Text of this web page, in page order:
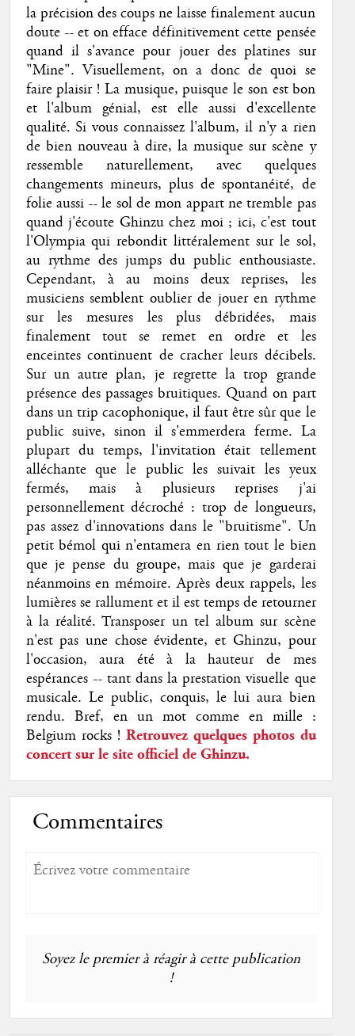
la précision des coups ne laisse finalement aucun
doute -- et on efface définitivement cette pensée
quand il s'avance pour jouer des platines sur
"Mine". Visuellement, on a donc de quoi se
faire plaisir ! La musique, puisque le son est bon
et l'album génial, est elle aussi d'excellente
qualité. Si vous connaissez l'album, il n'y a rien
de bien nouveau à dire, la musique sur scène y
ressemble naturellement, avec quelques
changements mineurs, plus de spontanéité, de
folie aussi -- le sol de mon appart ne tremble pas
quand j'écoute Ghinzu chez moi ; ici, c'est tout
l'Olympia qui rebondit littéralement sur le sol,
au rythme des jumps du public enthousiaste.
Cependant, à au moins deux reprises, les
musiciens semblent oublier de jouer en rythme
sur les mesures les plus débridées, mais
finalement tout se remet en ordre et les
enceintes continuent de cracher leurs décibels.
Sur un autre plan, je regrette la trop grande
présence des passages bruitiques. Quand on part
dans un trip cacophonique, il faut être sûr que le
public suive, sinon il s'emmerdera ferme. La
plupart du temps, l'invitation était tellement
alléchante que le public les suivait les yeux
fermés, mais à plusieurs reprises j'ai
personnellement décroché : trop de longueurs,
pas assez d'innovations dans le "bruitisme". Un
petit bémol qui n'entamera en rien tout le bien
que je pense du groupe, mais que je garderai
néanmoins en mémoire. Après deux rappels, les
lumières se rallument et il est temps de retourner
à la réalité. Transposer un tel album sur scène
n'est pas une chose évidente, et Ghinzu, pour
l'occasion, aura été à la hauteur de mes
espérances -- tant dans la prestation visuelle que
musicale. Le public, conquis, le lui aura bien
rendu. Bref, en un mot comme en mille :
Belgium rocks ! Retrouvez quelques photos du
concert sur le site officiel de Ghinzu.
Commentaires
Soyez le premier à réagir à cette publication
!